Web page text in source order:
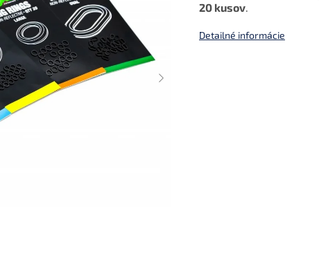
20 kusov.
Detailné informácie